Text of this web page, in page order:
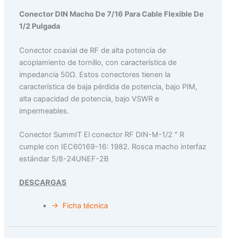
Conector DIN Macho De 7/16 Para Cable Flexible De
1/2 Pulgada
Conector coaxial de RF de alta potencia de
acoplamiento de tornillo, con característica de
impedancia 50Ω. Estos conectores tienen la
característica de baja pérdida de potencia, bajo PIM,
alta capacidad de potencia, bajo VSWR e
impermeables.
Conector SummIT El conector RF DIN-M-1/2 ″ R
cumple con IEC60169-16: 1982. Rosca macho interfaz
estándar 5/8-24UNEF-2B
DESCARGAS
→ Ficha técnica